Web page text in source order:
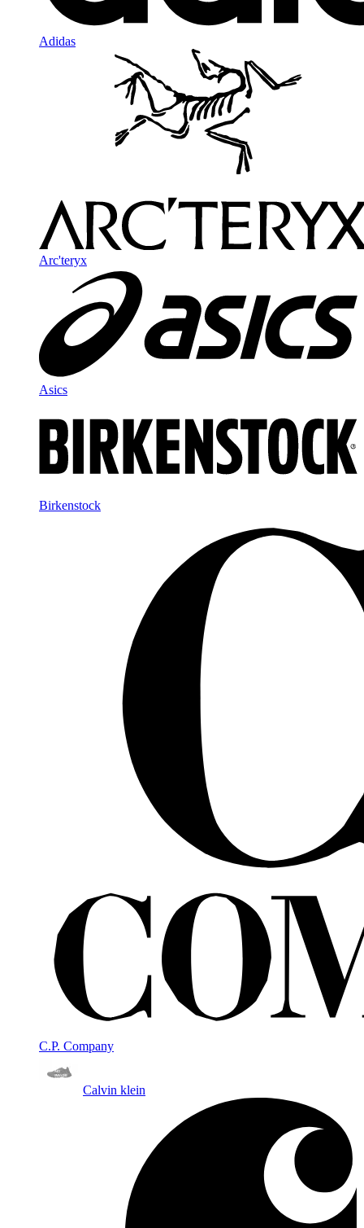
Adidas
Arc'teryx
Asics
Birkenstock
C.P. Company
Calvin klein